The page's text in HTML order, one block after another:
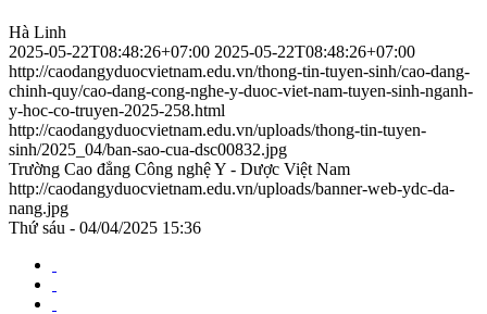
Hà Linh
2025-05-22T08:48:26+07:00 2025-05-22T08:48:26+07:00
http://caodangyduocvietnam.edu.vn/thong-tin-tuyen-sinh/cao-dang-
chinh-quy/cao-dang-cong-nghe-y-duoc-viet-nam-tuyen-sinh-nganh-
y-hoc-co-truyen-2025-258.html
http://caodangyduocvietnam.edu.vn/uploads/thong-tin-tuyen-
sinh/2025_04/ban-sao-cua-dsc00832.jpg
Trường Cao đẳng Công nghệ Y - Dược Việt Nam
http://caodangyduocvietnam.edu.vn/uploads/banner-web-ydc-da-
nang.jpg
Thứ sáu - 04/04/2025 15:36